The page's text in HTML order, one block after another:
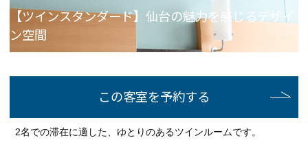
【ツインスタンダード】仙台の魅力を感じるデザイ
ン空間
この客室を予約する
2名での滞在に適した、ゆとりのあるツインルームです。